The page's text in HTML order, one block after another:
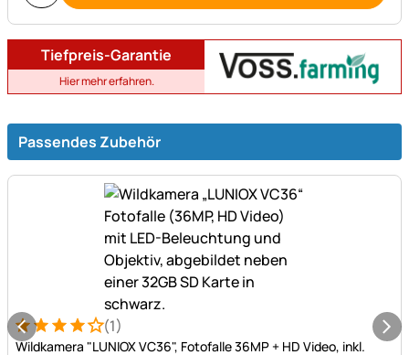
Tiefpreis-Garantie
Hier mehr erfahren.
Passendes Zubehör
Bewertung: 4 von 5 (1 Bewertungen)
1 Bewertung(1)
Wildkamera "LUNIOX VC36", Fotofalle 36MP + HD Video, inkl.